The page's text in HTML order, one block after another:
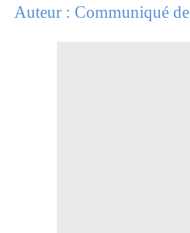
Auteur : Communiqué de